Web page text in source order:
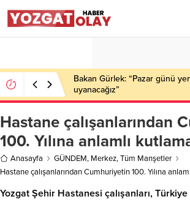
Bakan Gürlek: “Pazar günü
uyanacağız”
Hastane çalışanlarından
100. Yılına anlamlı
Anasayfa GÜNDEM, Merkez,Tüm Manşetler
Hastane çalışanlarından Cumhuriyetin 100. Yılına
Yozgat Şehir Hastanesi çalışanları,